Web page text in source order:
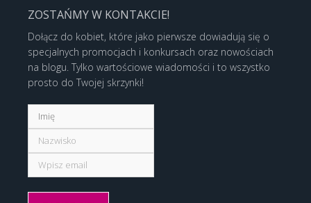
ZOSTAŃMY W KONTAKCIE!
Dołącz do kobiet, które jako pierwsze dowiadują się o
specjalnych promocjach i konkursach oraz nowościach
na blogu. Tylko wartościowe wiadomości i to wszystko
prosto do Twojej skrzynki!